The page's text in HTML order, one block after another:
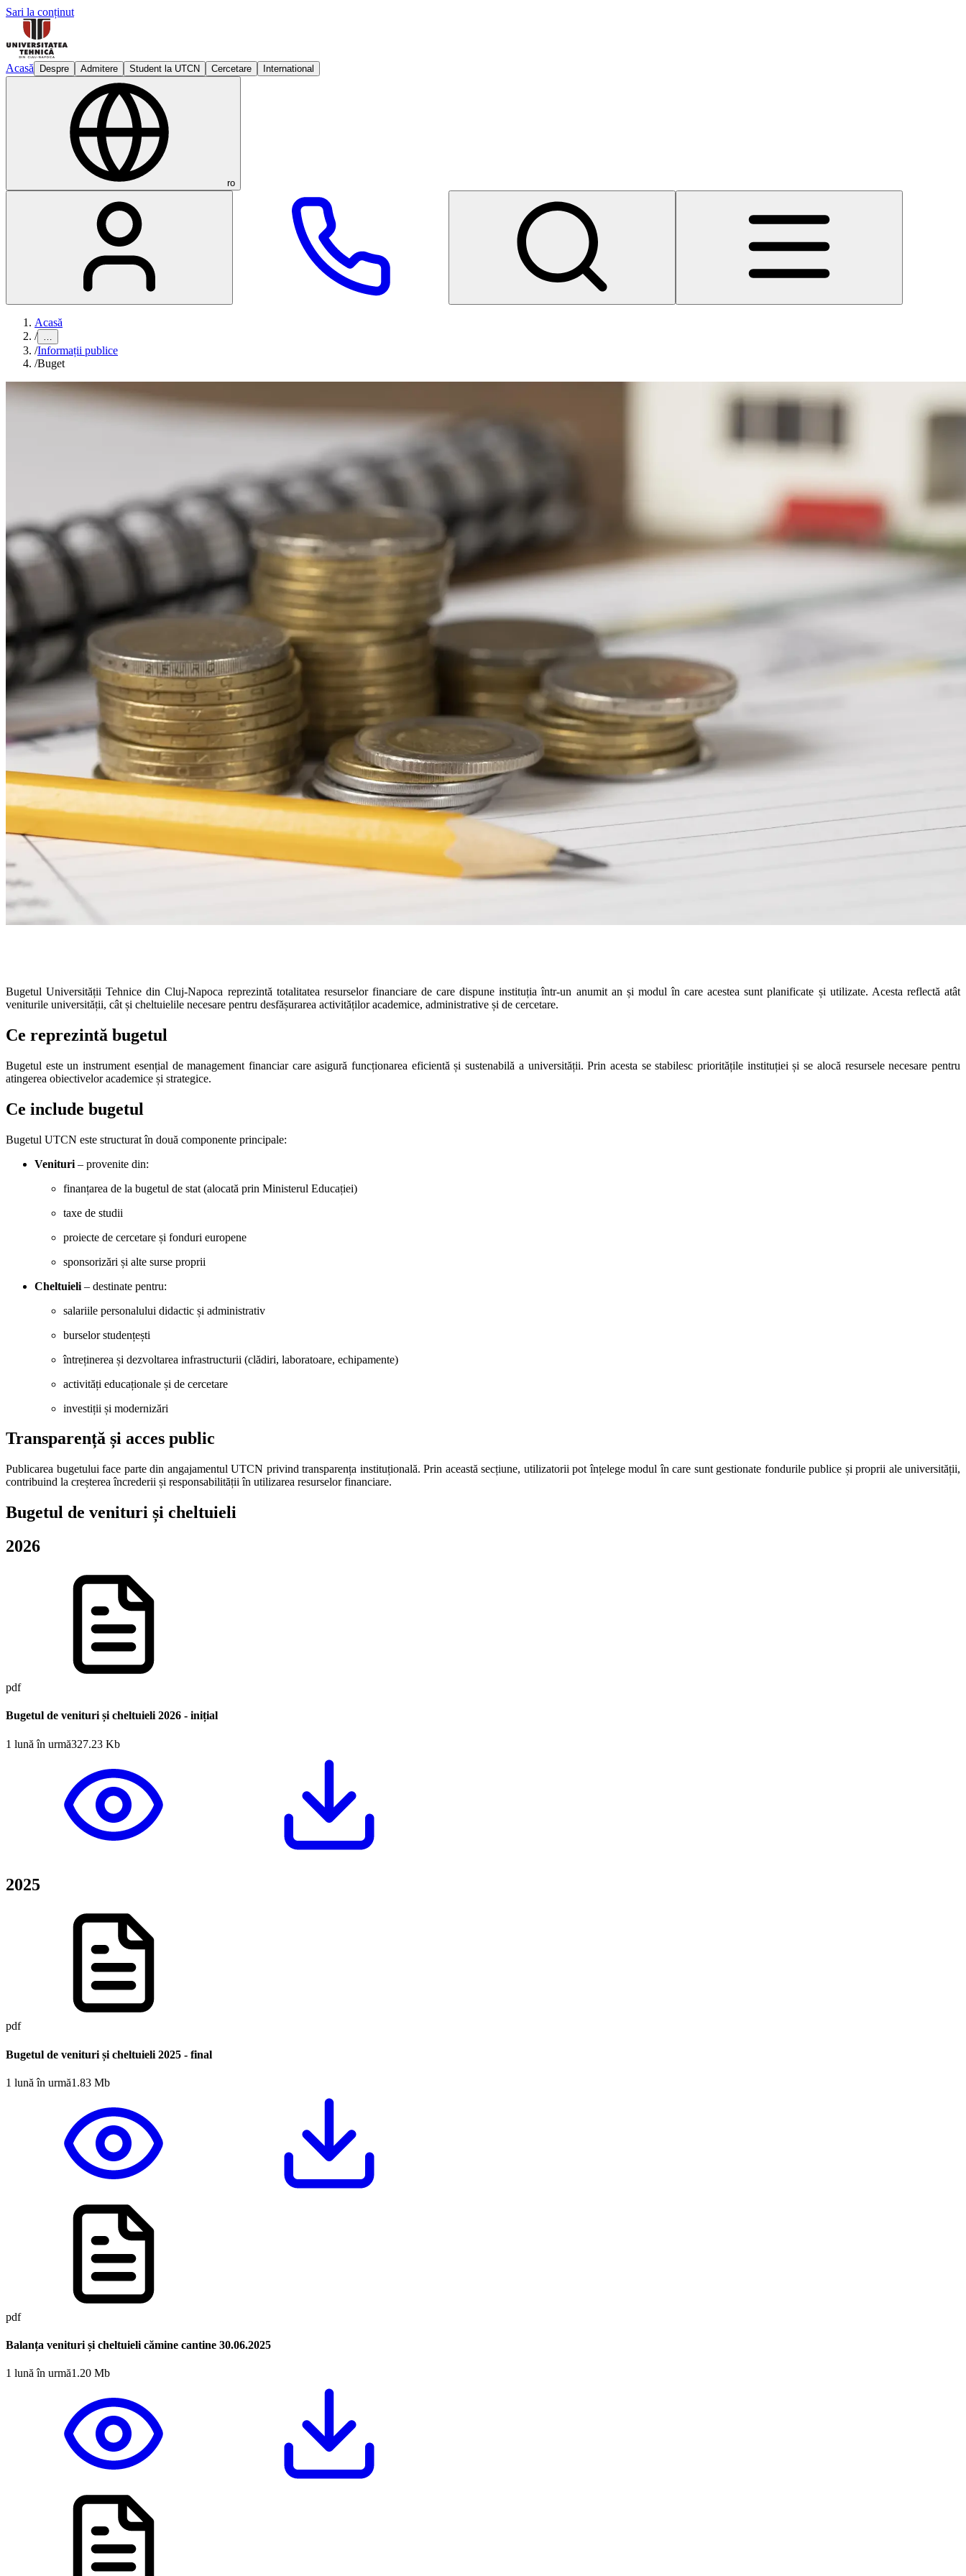
Sari la conținut
Acasă Despre Admitere Student la UTCN Cercetare International
ro
Acasă
/ …
/Informații publice
/Buget
Bugetul Universității Tehnice din Cluj-Napoca reprezintă totalitatea resurselor financiare de care dispune instituția într-un anumit an și modul în care acestea sunt planificate și utilizate. Acesta reflectă atât
veniturile universității, cât și cheltuielile necesare pentru desfășurarea activităților academice, administrative și de cercetare.
Ce reprezintă bugetul
Bugetul este un instrument esențial de management financiar care asigură funcționarea eficientă și sustenabilă a universității. Prin acesta se stabilesc prioritățile instituției și se alocă resursele necesare pentru
atingerea obiectivelor academice și strategice.
Ce include bugetul
Bugetul UTCN este structurat în două componente principale:
Venituri – provenite din:
finanțarea de la bugetul de stat (alocată prin Ministerul Educației)
taxe de studii
proiecte de cercetare și fonduri europene
sponsorizări și alte surse proprii
Cheltuieli – destinate pentru:
salariile personalului didactic și administrativ
burselor studențești
întreținerea și dezvoltarea infrastructurii (clădiri, laboratoare, echipamente)
activități educaționale și de cercetare
investiții și modernizări
Transparență și acces public
Publicarea bugetului face parte din angajamentul UTCN privind transparența instituțională. Prin această secțiune, utilizatorii pot înțelege modul în care sunt gestionate fondurile publice și proprii ale universității,
contribuind la creșterea încrederii și responsabilității în utilizarea resurselor financiare.
Bugetul de venituri și cheltuieli
2026
pdf
Bugetul de venituri și cheltuieli 2026 - inițial
1 lună în urmă327.23 Kb
2025
pdf
Bugetul de venituri și cheltuieli 2025 - final
1 lună în urmă1.83 Mb
pdf
Balanța venituri și cheltuieli cămine cantine 30.06.2025
1 lună în urmă1.20 Mb